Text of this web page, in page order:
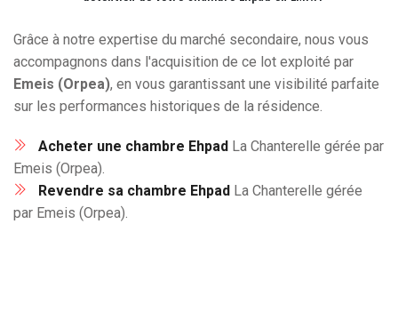
Grâce à notre expertise du marché secondaire, nous vous
accompagnons dans l'acquisition de ce lot exploité par
Emeis (Orpea), en vous garantissant une visibilité parfaite
sur les performances historiques de la résidence.
Acheter une chambre Ehpad La Chanterelle gérée par
Emeis (Orpea).
Revendre sa chambre Ehpad La Chanterelle gérée
par Emeis (Orpea).